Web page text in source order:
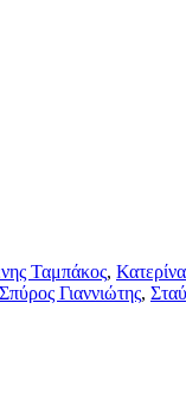
Ταμπάκος,
Σπύρος Γιαννιώτης,